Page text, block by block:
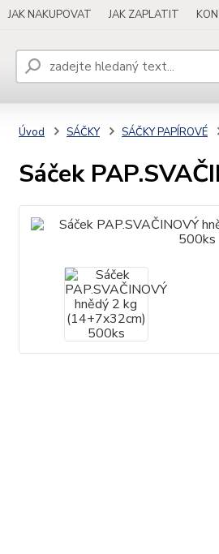
JAK NAKUPOVAT JAK ZAPLATIT
Úvod SÁČKY SÁČKY PAPÍROVÉ
Sáček